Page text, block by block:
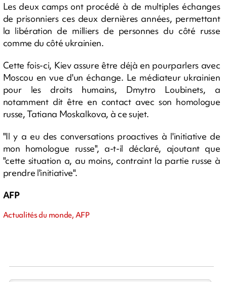
Les deux camps ont procédé à de multiples échanges
de prisonniers ces deux dernières années, permettant
la libération de milliers de personnes du côté russe
comme du côté ukrainien.
Cette fois-ci, Kiev assure être déjà en pourparlers avec
Moscou en vue d'un échange. Le médiateur ukrainien
pour les droits humains, Dmytro Loubinets, a
notamment dit être en contact avec son homologue
russe, Tatiana Moskalkova, à ce sujet.
"Il y a eu des conversations proactives à l'initiative de
mon homologue russe", a-t-il déclaré, ajoutant que
"cette situation a, au moins, contraint la partie russe à
prendre l'initiative".
AFP
Actualités du monde, AFP